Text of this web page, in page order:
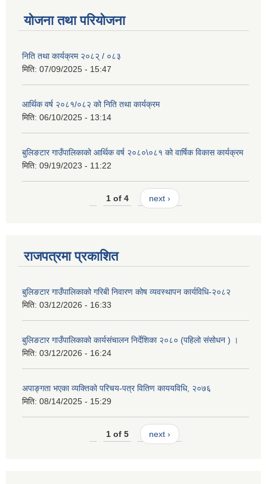
योजना तथा परियोजना
निति तथा कार्यक्रम २०८२् / ०८३
मिति: 07/09/2025 - 15:47
आर्थिक वर्ष २०८१/०८२ को निति तथा कार्यक्रम
मिति: 06/10/2025 - 13:14
बुलिङटार गाउँपालिकाको आर्थिक वर्ष २०८०\०८१ को वार्षिक विकास कार्यक्रम
मिति: 09/19/2023 - 11:22
1 of 4 next ›
राजपत्रमा प्रकाशित
बुलिङटार गाउँपालिकाको गरिबी निवारण कोष व्यवस्थापन कार्यविधि-२०८२
मिति: 03/12/2026 - 16:33
बुलिङटार गाउँपालिकाको कार्यसंचालन निर्देशिका २०८० (पहिलो संसोधन ) ।
मिति: 03/12/2026 - 16:24
अपाङ्गता भएका व्यक्तिको परिचय-पत्र वितिण काययविधि, २०७६
मिति: 08/14/2025 - 15:29
1 of 5 next ›